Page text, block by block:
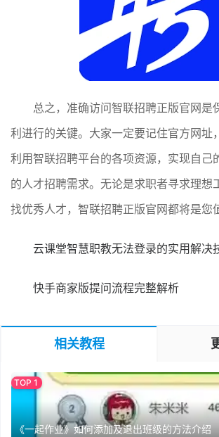
总之，准确访问智联招聘正版官网是
利进行的关键。大家一定要记住官方网址
利用智联招聘平台的各项资源，实现自己
的人才招聘需求。无论是求职者寻求理想
找优秀人才，智联招聘正版官网都将是您
云课堂智慧职教无法登录的实用解决
快手商家版提问流程完整解析
相关教程
《一起作业》如何添加及退出班级的方法介绍